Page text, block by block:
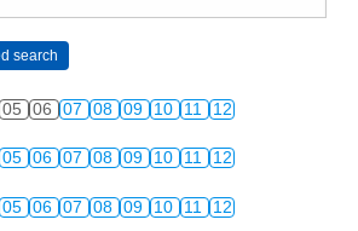
05 06 07 08 09 10 11 12
05 06 07 08 09 10 11 12
05 06 07 08 09 10 11 12